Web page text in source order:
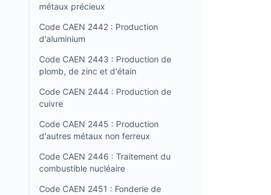
métaux précieux
Code CAEN 2442 : Production
d'aluminium
Code CAEN 2443 : Production de
plomb, de zinc et d'étain
Code CAEN 2444 : Production de
cuivre
Code CAEN 2445 : Production
d'autres métaux non ferreux
Code CAEN 2446 : Traitement du
combustible nucléaire
Code CAEN 2451 : Fonderie de